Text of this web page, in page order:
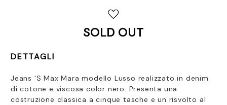
SOLD OUT
DETTAGLI
Jeans 'S Max Mara modello Lusso realizzatoin denim
di cotone e viscosa color nero. Presenta una
costruzione classica a cinque tasche e un risvolto al